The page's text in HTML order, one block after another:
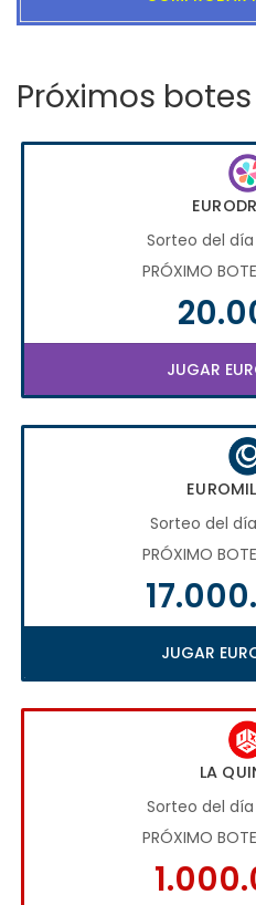
Próximos
Sorteo del
PRÓXIMO
JUGAR
Sorteo del
PRÓXIMO
JUGAR
LA
Sorteo del
PRÓXIMO